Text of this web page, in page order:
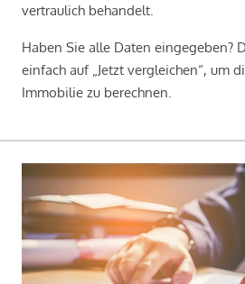
vertraulich behandelt.
Haben Sie alle Daten eingegeben?
einfach auf „Jetzt vergleichen“, um
Immobilie zu berechnen.